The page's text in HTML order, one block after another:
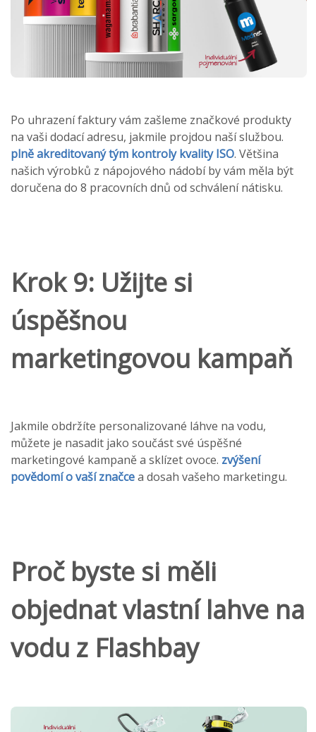
Po uhrazení faktury vám zašleme značkové produkty
na vaši dodací adresu, jakmile projdou naší službou.
plně akreditovaný tým kontroly kvality ISO. Většina
našich výrobků z nápojového nádobí by vám měla být
doručena do 8 pracovních dnů od schválení nátisku.
Krok 9: Užijte si
úspěšnou
marketingovou kampaň
Jakmile obdržíte personalizované láhve na vodu,
můžete je nasadit jako součást své úspěšné
marketingové kampaně a sklízet ovoce. zvýšení
povědomí o vaší značcea dosah vašeho marketingu.
Proč byste si měli
objednat vlastní lahve na
vodu z Flashbay